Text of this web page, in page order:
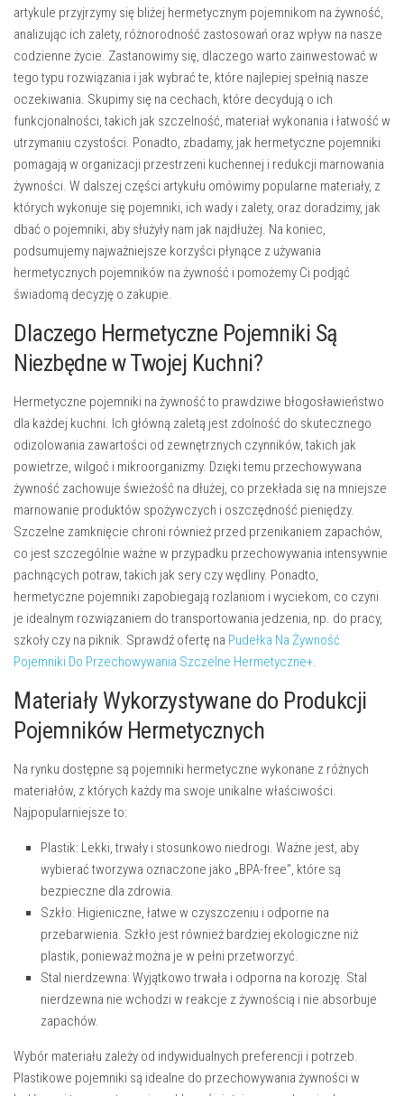
artykule przyjrzymy się bliżej hermetycznym pojemnikom na żywność,
analizując ich zalety, różnorodność zastosowań oraz wpływ na nasze
codzienne życie. Zastanowimy się, dlaczego warto zainwestować w
tego typu rozwiązania i jak wybrać te, które najlepiej spełnią nasze
oczekiwania. Skupimy się na cechach, które decydują o ich
funkcjonalności, takich jak szczelność, materiał wykonania i łatwość w
utrzymaniu czystości. Ponadto, zbadamy, jak hermetyczne pojemniki
pomagają w organizacji przestrzeni kuchennej i redukcji marnowania
żywności. W dalszej części artykułu omówimy popularne materiały, z
których wykonuje się pojemniki, ich wady i zalety, oraz doradzimy, jak
dbać o pojemniki, aby służyły nam jak najdłużej. Na koniec,
podsumujemy najważniejsze korzyści płynące z używania
hermetycznych pojemników na żywność i pomożemy Ci podjąć
świadomą decyzję o zakupie.
Dlaczego Hermetyczne Pojemniki Są
Niezbędne w Twojej Kuchni?
Hermetyczne pojemniki na żywność to prawdziwe błogosławieństwo
dla każdej kuchni. Ich główną zaletą jest zdolność do skutecznego
odizolowania zawartości od zewnętrznych czynników, takich jak
powietrze, wilgoć i mikroorganizmy. Dzięki temu przechowywana
żywność zachowuje świeżość na dłużej, co przekłada się na mniejsze
marnowanie produktów spożywczych i oszczędność pieniędzy.
Szczelne zamknięcie chroni również przed przenikaniem zapachów,
co jest szczególnie ważne w przypadku przechowywania intensywnie
pachnących potraw, takich jak sery czy wędliny. Ponadto,
hermetyczne pojemniki zapobiegają rozlaniom i wyciekom, co czyni
je idealnym rozwiązaniem do transportowania jedzenia, np. do pracy,
szkoły czy na piknik. Sprawdź ofertę na Pudełka Na Żywność
Pojemniki Do Przechowywania Szczelne Hermetyczne+.
Materiały Wykorzystywane do Produkcji
Pojemników Hermetycznych
Na rynku dostępne są pojemniki hermetyczne wykonane z różnych
materiałów, z których każdy ma swoje unikalne właściwości.
Najpopularniejsze to:
Plastik: Lekki, trwały i stosunkowo niedrogi. Ważne jest, aby
wybierać tworzywa oznaczone jako „BPA-free”, które są
bezpieczne dla zdrowia.
Szkło: Higieniczne, łatwe w czyszczeniu i odporne na
przebarwienia. Szkło jest również bardziej ekologiczne niż
plastik, ponieważ można je w pełni przetworzyć.
Stal nierdzewna: Wyjątkowo trwała i odporna na korozję. Stal
nierdzewna nie wchodzi w reakcje z żywnością i nie absorbuje
zapachów.
Wybór materiału zależy od indywidualnych preferencji i potrzeb.
Plastikowe pojemniki są idealne do przechowywania żywności w